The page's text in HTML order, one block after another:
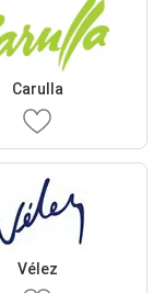
Carulla
Vélez